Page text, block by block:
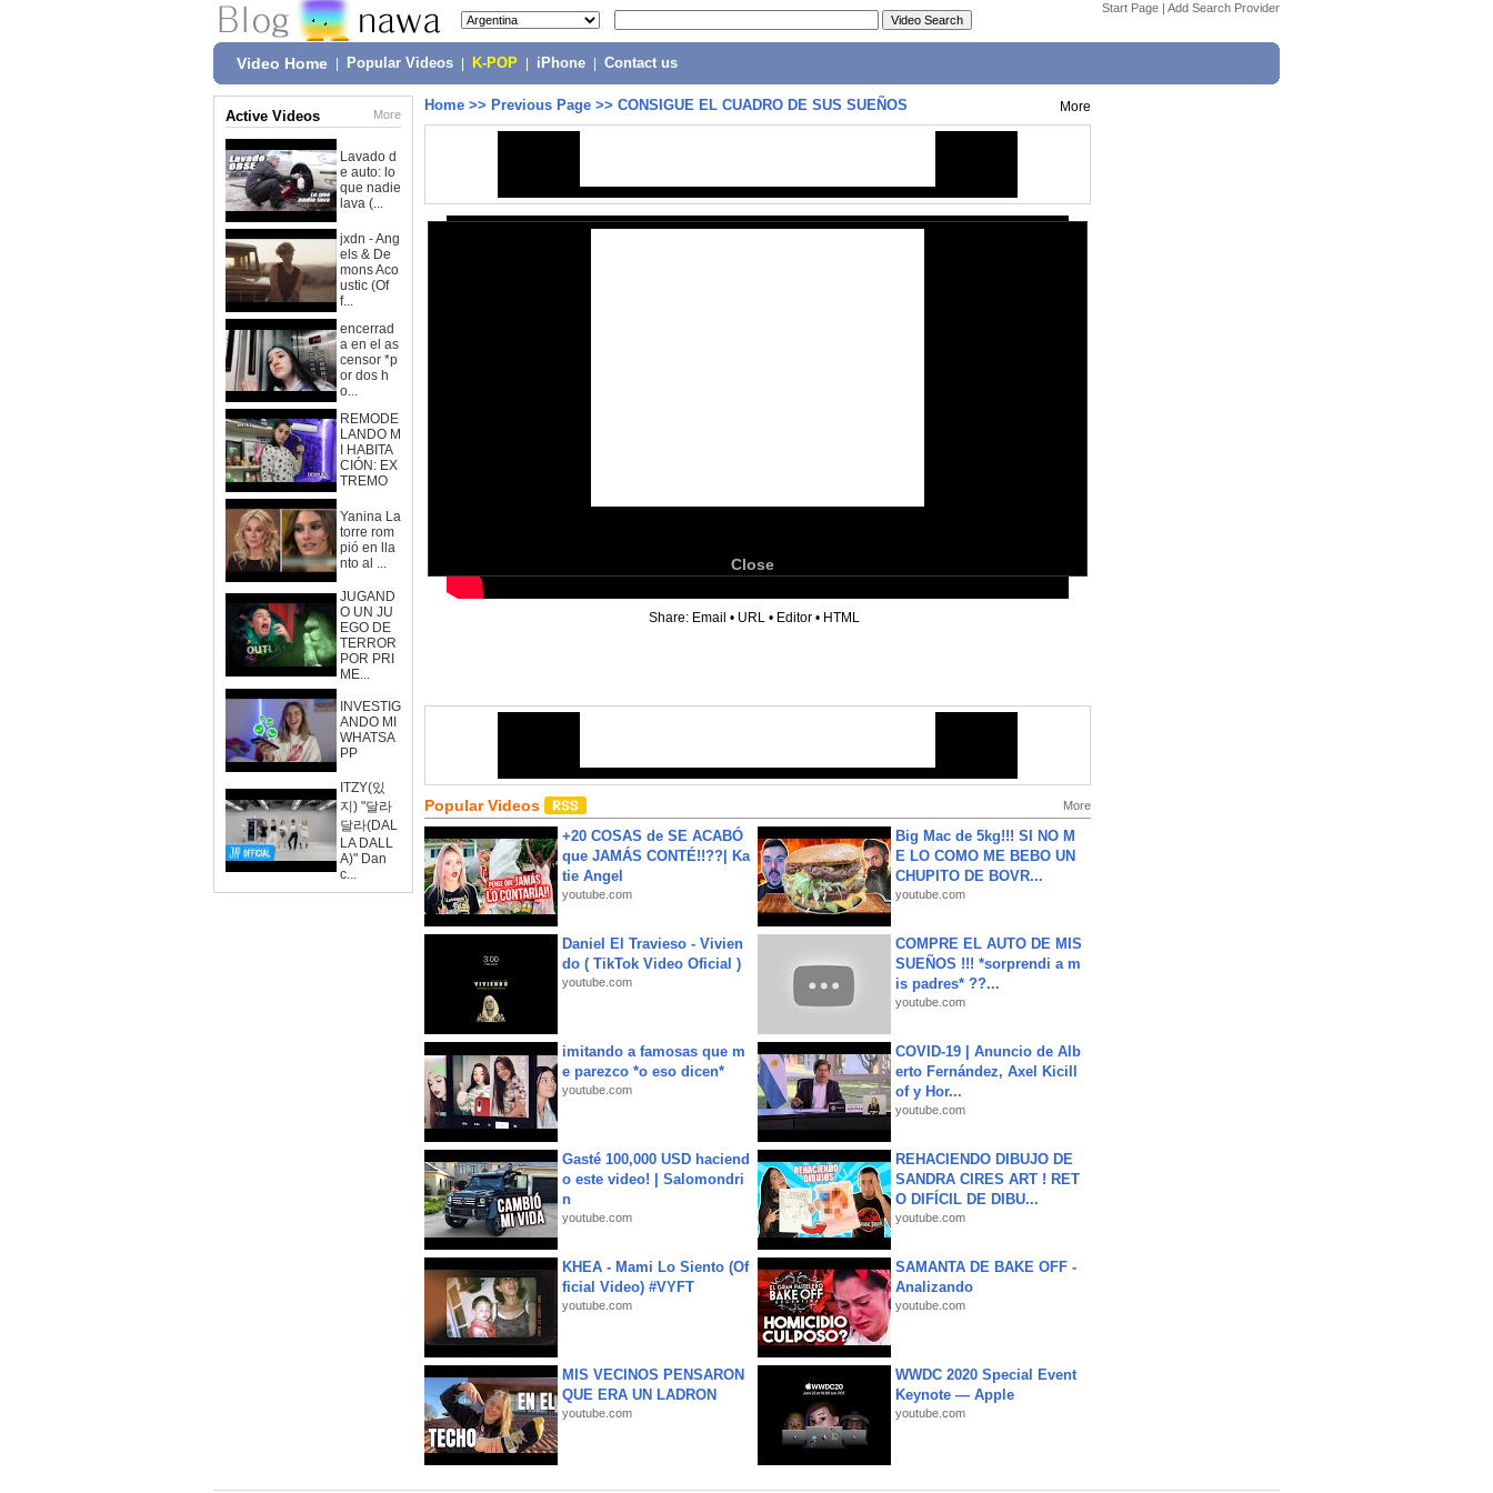
Start Page | Add Search Provider
Video Home Popular Videos K-POP iPhone Contact us
Active Videos More
Lavado d
e auto: lo
que nadie
lava (...
jxdn - Ang
els & De
mons Aco
ustic (Of
f...
encerrad
a en el as
censor *p
or dos h
o...
REMODE
LANDO M
I HABITA
CIÓN: EX
TREMO
Yanina La
torre rom
pió en lla
nto al ...
JUGAND
O UN JU
EGO DE
TERROR
POR PRI
ME...
INVESTIG
ANDO MI
WHATSA
PP
ITZY(있
지) "달라
달라(DAL
LA DALL
A)" Dan
c...
Home >> Previous Page >> CONSIGUE EL CUADRO DE SUS SUEÑOS More
Close
Share: Email • URL • Editor • HTML
Popular Videos More
+20 COSAS de SE ACABÓ
que JAMÁS CONTÉ!!??| Ka
tie Angel
youtube.com
Big Mac de 5kg!!! SI NO M
E LO COMO ME BEBO UN
CHUPITO DE BOVR...
youtube.com
Daniel El Travieso - Vivien
do ( TikTok Video Oficial )
youtube.com
COMPRE EL AUTO DE MIS
SUEÑOS !!! *sorprendi a m
is padres* ??...
youtube.com
imitando a famosas que m
e parezco *o eso dicen*
youtube.com
COVID-19 | Anuncio de Alb
erto Fernández, Axel Kicill
of y Hor...
youtube.com
Gasté 100,000 USD haciend
o este video! | Salomondri
n
youtube.com
REHACIENDO DIBUJO DE
SANDRA CIRES ART ! RET
O DIFÍCIL DE DIBU...
youtube.com
KHEA - Mami Lo Siento (Of
ficial Video) #VYFT
youtube.com
SAMANTA DE BAKE OFF -
Analizando
youtube.com
MIS VECINOS PENSARON
QUE ERA UN LADRON
youtube.com
WWDC 2020 Special Event
Keynote — Apple
youtube.com